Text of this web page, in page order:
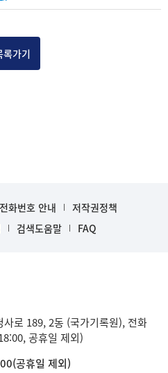
록가기
화번호 안내
저작권정책
검색도움말 FAQ
로 189, 2동 (국가기록원), 전화
공휴일 제외)
공휴일 제외)